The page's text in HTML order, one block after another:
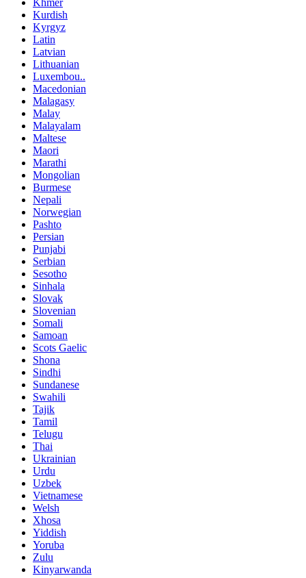
Kurdish
Kyrgyz
Latin
Latvian
Lithuanian
Luxembou..
Macedonian
Malagasy
Malay
Malayalam
Maltese
Maori
Marathi
Mongolian
Burmese
Nepali
Norwegian
Pashto
Persian
Punjabi
Serbian
Sesotho
Sinhala
Slovak
Slovenian
Somali
Samoan
Scots Gaelic
Shona
Sindhi
Sundanese
Swahili
Tajik
Tamil
Telugu
Thai
Ukrainian
Urdu
Uzbek
Vietnamese
Welsh
Xhosa
Yiddish
Yoruba
Zulu
Kinyarwanda